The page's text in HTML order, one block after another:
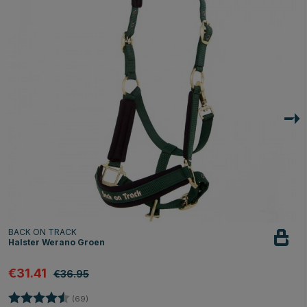
BACK ON TRACK
Halster Werano Groen
€31.41 €36.95
Beoordeling: (69)